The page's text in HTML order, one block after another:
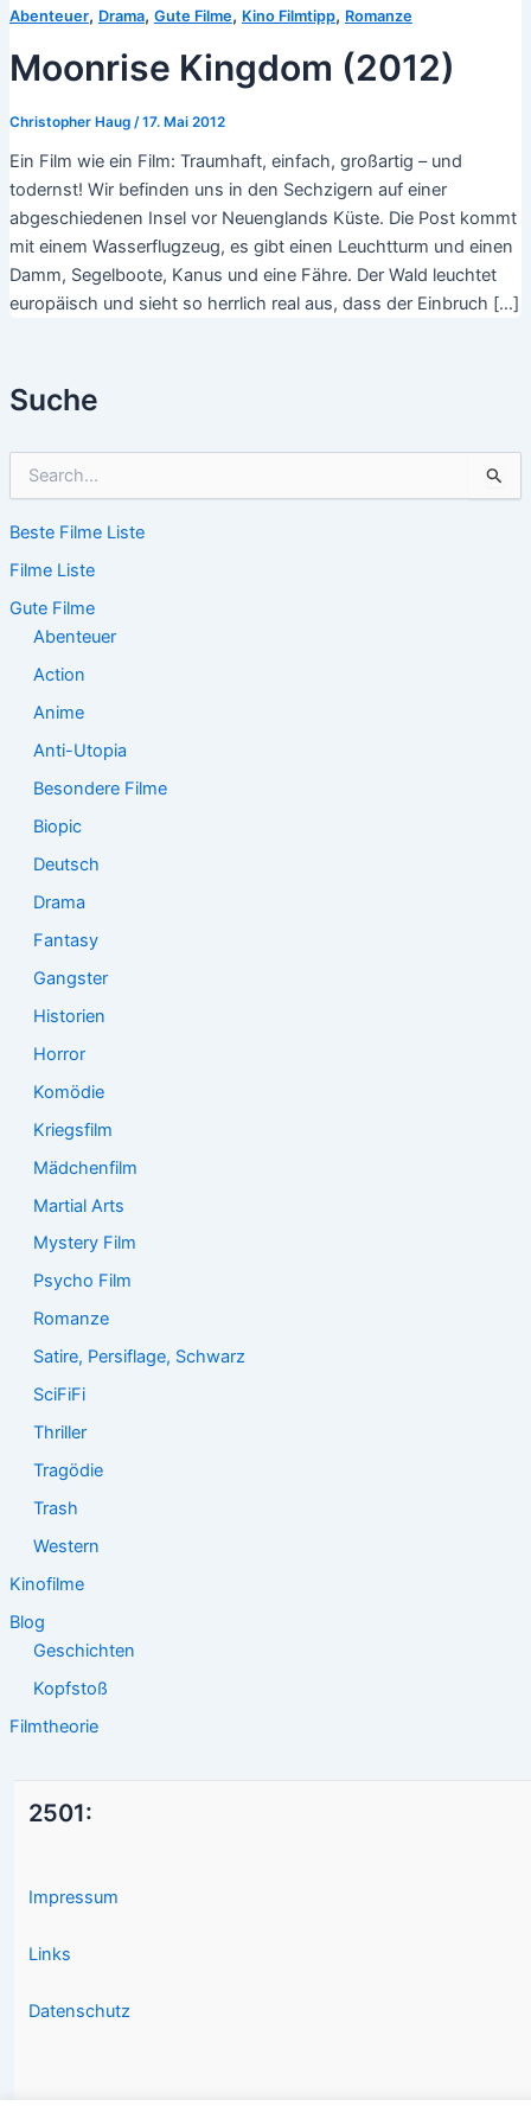
Suche
h
n
n
Beste Filme Liste
Filme Liste
Gute Filme
Abenteuer
Action
Anime
Anti-Utopia
Besondere Filme
Biopic
Deutsch
Drama
Fantasy
Gangster
Historien
Horror
Komödie
Kriegsfilm
Mädchenfilm
Martial Arts
Mystery Film
Psycho Film
Romanze
Satire, Persiflage, Schwarz
SciFiFi
Thriller
Tragödie
Trash
Western
Kinofilme
Blog
Geschichten
Kopfstoß
Filmtheorie
Abenteuer, Drama, Gute Filme, Kino Filmtipp, Romanze
Moonrise Kingdom (2012)
Christopher Haug /17. Mai 2012
Ein Film wie ein Film: Traumhaft, einfach, großartig – und
todernst! Wir befinden uns in den Sechzigern auf einer
abgeschiedenen Insel vor Neuenglands Küste. Die Post kommt
mit einem Wasserflugzeug, es gibt einen Leuchtturm und einen
Damm, Segelboote, Kanus und eine Fähre. Der Wald leuchtet
europäisch und sieht so herrlich real aus, dass der Einbruch […]
2501:
Impressum
Links
Datenschutz